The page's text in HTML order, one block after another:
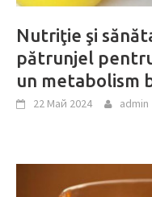
Nutriţie şi
pătrunjel
un metabolism
22 Май 2024 admin